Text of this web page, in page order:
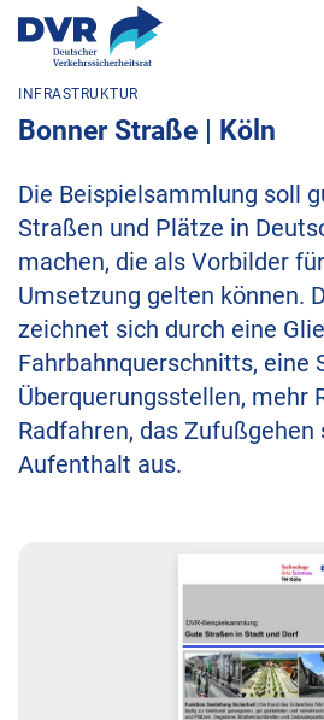
ZUM HAUPTINHALT SPRINGEN
ZUR SUCHE SPRINGEN
INFRASTRUKTUR
Bonner Straße | Köln
Die Beispielsammlung soll
Straßen und Plätze in
machen, die als Vorbilder
Umsetzung gelten können.
zeichnet sich durch eine
Fahrbahnquerschnitts, eine
Überquerungsstellen, mehr
Radfahren, das Zufußgehen
Aufenthalt aus.